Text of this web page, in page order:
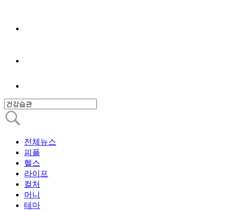
전체뉴스
피플
헬스
라이프
컬처
머니
테마